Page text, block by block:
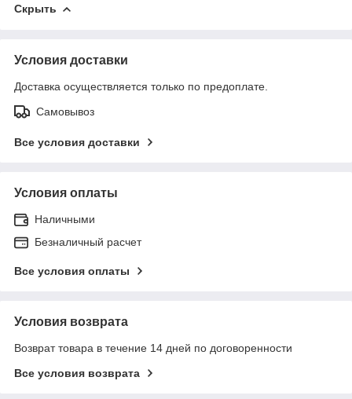
Скрыть
Условия доставки
Доставка осуществляется только по предоплате.
Самовывоз
Все условия доставки
Условия оплаты
Наличными
Безналичный расчет
Все условия оплаты
Условия возврата
Возврат товара в течение 14 дней по договоренности
Все условия возврата